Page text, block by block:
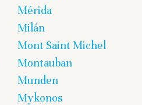
Mérida
Milán
Mont Saint Michel
Montauban
Munden
Mykonos